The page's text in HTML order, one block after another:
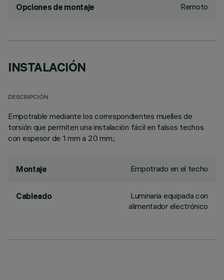
Opciones de montaje Remoto
INSTALACIÓN
DESCRIPCIÓN
Empotrable mediante los correspondientes muelles de
torsión que permiten una instalación fácil en falsos techos
con espesor de 1 mm a 20 mm.;
Montaje Empotrado en el techo
Cableado
Luminaria equipada con
alimentador electrónico